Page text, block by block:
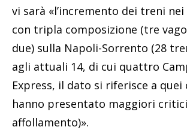
vi sarà «l’incremento dei treni
con tripla composizione (tre
due) sulla Napoli-Sorrento (28
agli attuali 14, di cui quattro
Express, il dato si riferisce a quei
hanno presentato maggiori
affollamento)».